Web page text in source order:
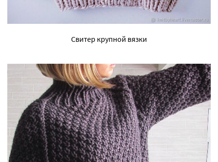
Свитер крупной вязки